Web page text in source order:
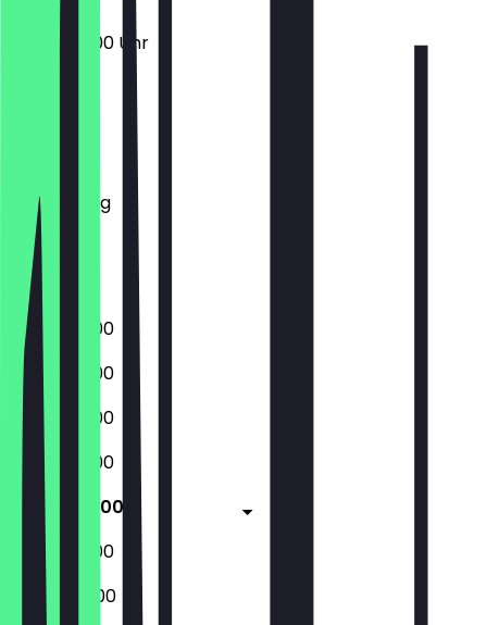
05:00 - 19:00 Uhr
Donnerstag
Freitag
Samstag
Sonntag
05:00 - 19:00
05:00 - 19:00
05:00 - 19:00
05:00 - 19:00
05:00 - 19:00
05:00 - 19:00
07:00 - 14:00